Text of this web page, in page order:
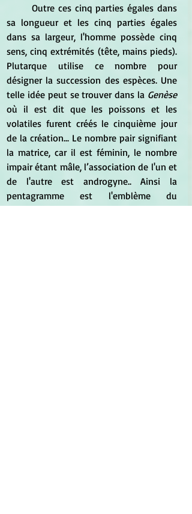
sa longueur et les cinq parties égales
dans sa largeur, l'homme possède cinq
sens, cinq extrémités (tête, mains pieds).
Plutarque utilise ce nombre pour
désigner la succession des espèces. Une
telle idée peut se trouver dans la Genèse
où il est dit que les poissons et les
volatiles furent créés le cinquième jour
de la création... Le nombre pair signifiant
la matrice, car il est féminin, le nombre
impair étant mâle, l’association de l'un et
de l'autre est androgyne.. Ainsi la
pentagramme est l'emblème du
microcosme et de l'androgyne. Dans les